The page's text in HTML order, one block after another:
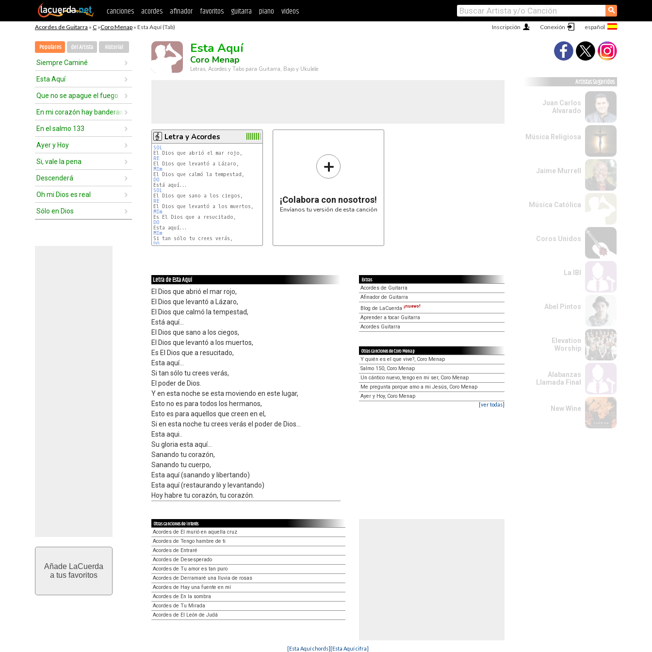
canciones acordes afinador favoritos guitarra piano videos ⚲
Acordes de Guitarra » C »Coro Menap » Esta Aquí (Tab) Conexión
Inscripción
Populares del Artista Historial
Siempre Caminé
Esta Aquí
Que no se apague el fuego
En mi corazón hay banderas de amor
En el salmo 133
Ayer y Hoy
Si, vale la pena
Descenderá
Oh mi Dios es real
Sólo en Dios
Añade LaCuerda
a tus favoritos
Esta Aquí
Coro Menap
Letras, Acordes y Tabs para Guitarra, Bajo y Ukulele
Letra y Acordes
SOL
RE
MIm
DO
SOL
RE
MIm
DO
MIm
DO
+
¡Colabora con nosotros!
Envíanos tu versión de esta canción
Letra de Esta Aquí
El Dios que abrió el mar rojo,
El Dios que levantó a Lázaro,
El Dios que calmó la tempestad,
Está aquí...
El Dios que sano a los ciegos,
El Dios que levantó a los muertos,
Es El Dios que a resucitado,
Esta aquí...
Si tan sólo tu crees verás,
El poder de Dios.
Y en esta noche se esta moviendo en este lugar,
Esto no es para todos los hermanos,
Esto es para aquellos que creen en el,
Si en esta noche tu crees verás el poder de Dios...
Esta aqui..
Su gloria esta aquí...
Sanando tu corazón,
Sanando tu cuerpo,
Esta aquí (sanando y libertando)
Esta aquí (restaurando y levantando)
Hoy habre tu corazón, tu corazón.
Extras
Acordes de Guitarra
Afinador de Guitarra
Blog de LaCuerda ¡nuevo!
Aprender a tocar Guitarra
Acordes Guitarra
Otras canciones de Coro Menap
Y quién es el que vive?, Coro Menap
Salmo 150, Coro Menap
Un cántico nuevo, tengo en mi ser, Coro Menap
Me pregunta porque amo a mi Jesús, Coro Menap
Ayer y Hoy, Coro Menap
[ver todas]
Otras canciones de interés
Acordes de El murió en aquella cruz
Acordes de Tengo hambre de ti
Acordes de Entraré
Acordes de Desesperado
Acordes de Tu amor es tan puro
Acordes de Derramaré una lluvia de rosas
Acordes de Hay una fuente en mí
Acordes de En la sombra
Acordes de Tu Mirada
Acordes de El León de Judá
[Esta Aquí chords][Esta Aquí cifra]
Artistas Sugeridos
Juan Carlos
Alvarado
Música Religiosa
Jaime Murrell
Música Católica
Coros Unidos
La IBI
Abel Pintos
Elevation
Worship
Alabanzas
Llamada Final
New Wine